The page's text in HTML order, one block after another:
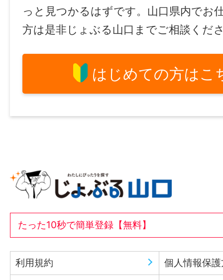
っと見つかるはずです。山口県内でお
方は是非じょぶる山口までご相談くだ
はじめての方はこ
たった10秒で簡単登録【無料】
利用規約 個人情報保